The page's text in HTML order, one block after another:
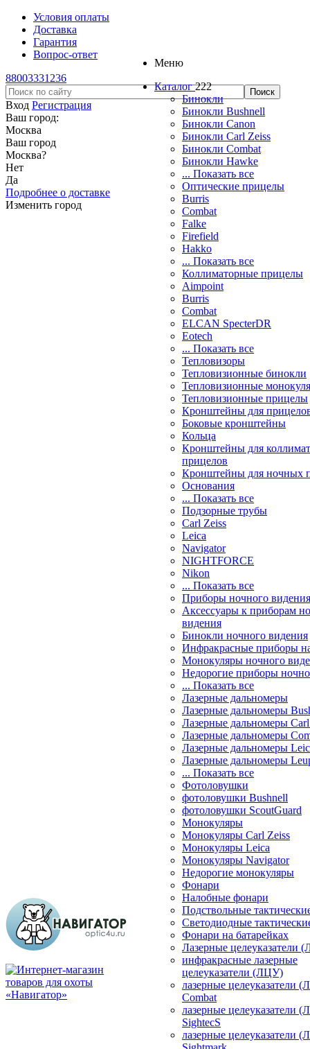
Условия оплаты
Доставка
Гарантия
Вопрос-ответ
88003331236
Вход Регистрация
Ваш город:
Москва
Ваш город
Москва?
Нет
Да
Подробнее о доставке
Изменить город
Меню
Каталог 222
Бинокли
Бинокли Bushnell
Бинокли Canon
Бинокли Carl Zeiss
Бинокли Combat
Бинокли Hawke
... Показать все
Оптические прицелы
Burris
Combat
Falke
Firefield
Hakko
... Показать все
Коллиматорные прицелы
Aimpoint
Burris
Combat
ELCAN SpecterDR
Eotech
... Показать все
Тепловизоры
Тепловизионные бинокли
Тепловизионные
Тепловизионные прицелы
Кронштейны для
Боковые кронштейны
Кольца
Кронштейны для
прицелов
Кронштейны для ночных
Основания
... Показать все
Подзорные трубы
Carl Zeiss
Leica
Navigator
NIGHTFORCE
Nikon
... Показать все
Приборы ночного видения
Аксессуары к приборам
видения
Бинокли ночного видения
Инфракрасные приборы
Монокуляры ночного
Недорогие приборы
... Показать все
Лазерные дальномеры
Лазерные дальномеры
Лазерные дальномеры
Лазерные дальномеры
Лазерные дальномеры
Лазерные дальномеры
... Показать все
Фотоловушки
фотоловушки Bushnell
фотоловушки ScoutGuard
Монокуляры
Монокуляры Carl Zeiss
Монокуляры Leica
Монокуляры Navigator
Недорогие монокуляры
Фонари
Налобные фонари
Подствольные
Светодиодные
Фонари на батарейках
Лазерные целеуказатели
инфракрасные лазерные
целеуказатели (ЛЦУ)
лазерные целеуказатели
Combat
лазерные целеуказатели
SightecS
лазерные целеуказатели